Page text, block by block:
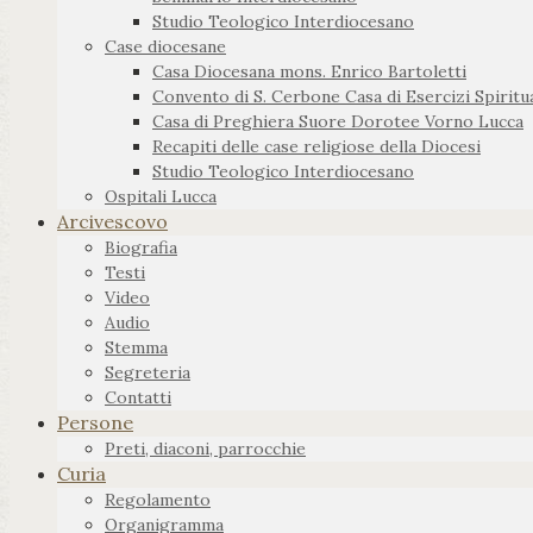
Studio Teologico Interdiocesano
Case diocesane
Casa Diocesana mons. Enrico Bartoletti
Convento di S. Cerbone Casa di Esercizi
Casa di Preghiera Suore Dorotee Vorno Lucca
Recapiti delle case religiose della Diocesi
Studio Teologico Interdiocesano
Ospitali Lucca
Arcivescovo
Biografia
Testi
Video
Audio
Stemma
Segreteria
Contatti
Persone
Preti, diaconi, parrocchie
Curia
Regolamento
Organigramma